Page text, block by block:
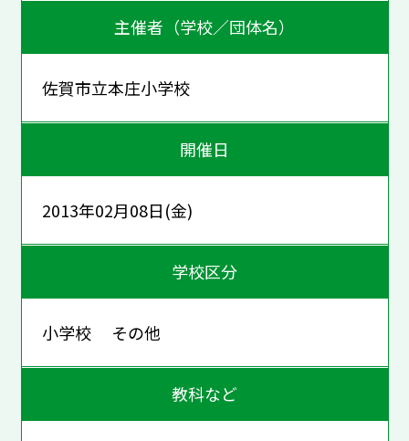
主催者（学校／団体名）
佐賀市立本庄小学校
開催日
2013年02月08日(金)
学校区分
小学校 その他
教科など